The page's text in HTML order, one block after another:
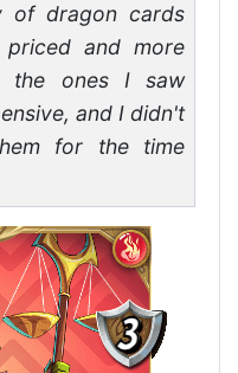
of dragon cards
priced and more
the ones I saw
and I didn't
for the time